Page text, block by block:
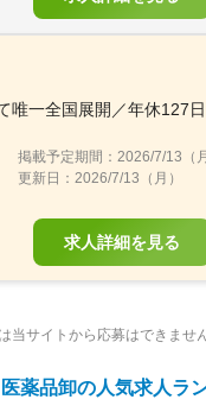
唯一全国展開／年休127
掲載予定期間： 2026/7/13（月
更新日： 2026/7/13（月）
求人詳細を見る
サイトから応募はできませ
医薬品卸の人気求人ラ